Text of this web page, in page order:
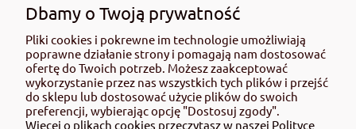
użyciem przeczytaj informacje zamieszczone w etykiecie i informacje
dotyczące produktu. Zwróć uwagę na zwroty wskazujące rodzaj zagrożenia
oraz przestrzegaj środków bezpieczeństwa zamieszczonych w etykiecie.
Środki ochrony roślin do użytku profesjonalnego mogą być nabyte tylko i
wyłącznie przez osoby pełnoletnie oraz posiadające kwalifikacje
wymagane od osób nabywających środki ochrony roślin określone w
ustawie (art. 28 Ustawy z dn. 8 marca 2013 r. o Środkach Ochrony Roślin Dz.
Ustw 2020 poz.2097 z pózn. zm.) Niespełnienie powyższych warunków jest
Dbamy o Twoją prywatność
Pliki cookies i pokrewne im technologie umożliwiają
poprawne działanie strony i pomagają nam dostosować
ofertę do Twoich potrzeb. Możesz zaakceptować
wykorzystanie przez nas wszystkich tych plików i przejść
do sklepu lub dostosować użycie plików do swoich
preferencji, wybierając opcję "Dostosuj zgody".
Więcej o plikach cookies przeczytasz w naszej Polityce